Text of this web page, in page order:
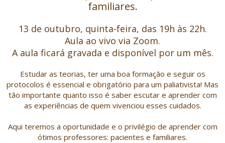
familiares.
13 de outubro, quinta-feira, das 19h às 22h.
Aula ao vivo via Zoom.
A aula ficará gravada e disponível por um mês.
Estudar as teorias, ter uma boa formação e seguir os
protocolos é essencial e obrigatório para um paliativista! Mas
tão importante quanto isso é saber escutar e aprender com
as experiências de quem vivenciou esses cuidados.
Aqui teremos a oportunidade e o privilégio de aprender com
ótimos professores: pacientes e familiares.